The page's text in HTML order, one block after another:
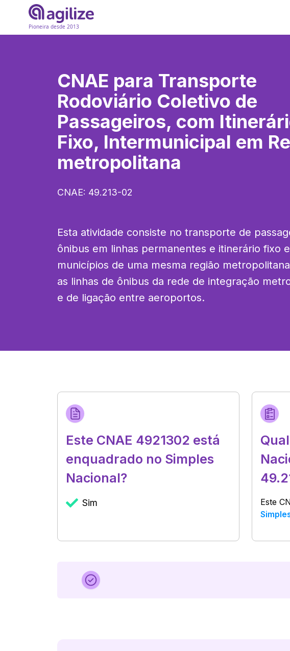
Pioneira desde 2013
CNAE para Transporte
Rodoviário Coletivo de
Passageiros, com
Fixo, Intermunicipal em
metropolitana
CNAE: 49.213-02
Esta atividade consiste no transporte de
ônibus em linhas permanentes e itinerário fixo
municípios de uma mesma região
as linhas de ônibus da rede de integração
e de ligação entre aeroportos.
Este CNAE 4921302 está
enquadrado no Simples
Nacional?
Sim Este